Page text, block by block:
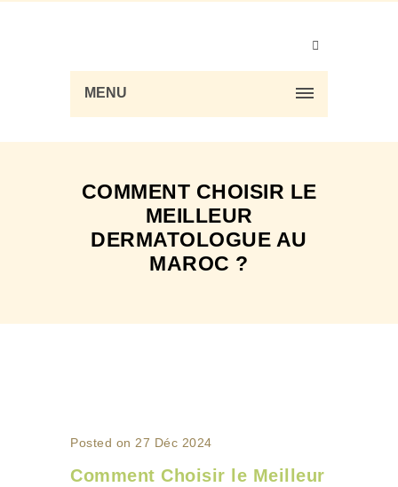
MENU
COMMENT CHOISIR LE
MEILLEUR
DERMATOLOGUE AU
MAROC ?
Posted on 27 Déc 2024
Comment Choisir le Meilleur